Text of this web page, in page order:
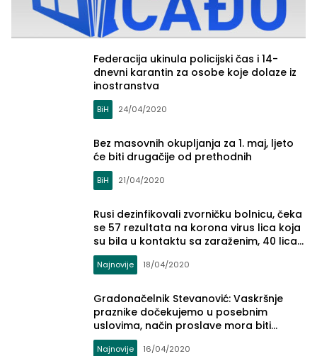
Federacija ukinula policijski čas i 14-
dnevni karantin za osobe koje dolaze iz
inostranstva
BiH 24/04/2020
Bez masovnih okupljanja za 1. maj, ljeto
će biti drugačije od prethodnih
BiH 21/04/2020
Rusi dezinfikovali zvorničku bolnicu, čeka
se 57 rezultata na korona virus lica koja
su bila u kontaktu sa zaraženim, 40 lica
završilo sa karantinom…
Najnovije 18/04/2020
Gradonačelnik Stevanović: Vaskršnje
praznike dočekujemo u posebnim
uslovima, način proslave mora biti
drugačiji (VIDEO)
Najnovije 16/04/2020